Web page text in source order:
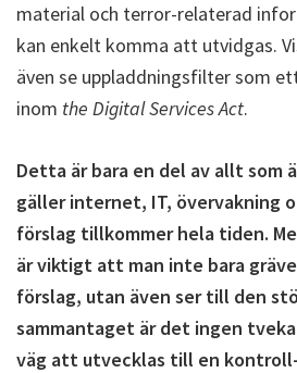
material och terror-relaterad
kan enkelt komma att utvidgas.
även se uppladdningsfilter som
inom the Digital Services Act.
Detta är bara en del av allt som
gäller internet, IT, övervakning
förslag tillkommer hela tiden.
är viktigt att man inte bara
förslag, utan även ser till den
sammantaget är det ingen
väg att utvecklas till en